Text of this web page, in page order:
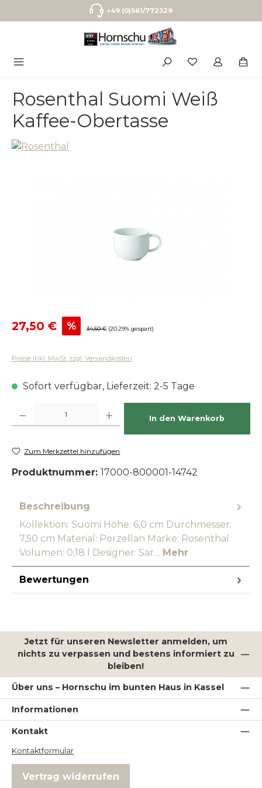
Zum Hauptinhalt springen+49 (0)561/772329
Rosenthal Suomi Weiß
Kaffee-Obertasse
Verkaufspreis:
27,50 € % Regulärer Preis:
34,50 € (20.29% gespart)
Preise inkl. MwSt. zzgl. Versandkosten
Sofort verfügbar, Lieferzeit: 2-5 Tage
In den Warenkorb
Zum Merkzettel hinzufügen
Produktnummer: 17000-800001-14742
Beschreibung
Kollektion: Suomi Höhe: 6,0 cm Durchmesser:
7,50 cm Material: Porzellan Marke: Rosenthal
Volumen: 0,18 l Designer: Sar… Mehr
Bewertungen
Jetzt für unseren Newsletter anmelden, um
nichts zu verpassen und bestens informiert zu
bleiben!
Über uns – Hornschu im bunten Haus in Kassel
Informationen
Kontakt
Kontaktformular
Vertrag widerrufen